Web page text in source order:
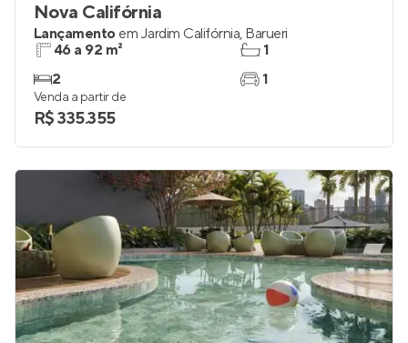
Nova Califórnia
Lançamento em Jardim Califórnia, Barueri
46 a 92 m²
2
1
1
Venda a partir de
R$ 335.355